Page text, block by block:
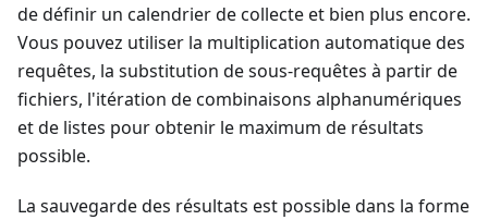
de définir un calendrier de collecte et bien plus encore.
Vous pouvez utiliser la multiplication automatique des
requêtes, la substitution de sous-requêtes à partir de
fichiers, l'itération de combinaisons alphanumériques
et de listes pour obtenir le maximum de résultats
possible.
La sauvegarde des résultats est possible dans la forme